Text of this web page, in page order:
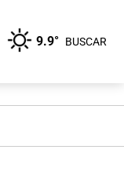
9.9° BUSCAR